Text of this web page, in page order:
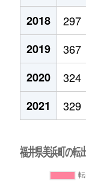
2018
297
2019
367
2020
324
2021
329